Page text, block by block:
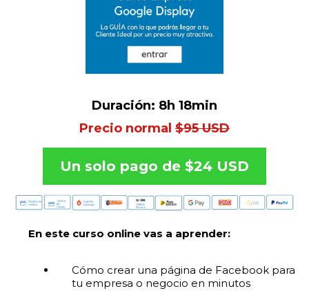
Duración: 8h 18min
Precio normal $95 USD
Un solo pago de $24 USD
En este curso online vas a aprender:
Cómo crear una página de Facebook para
tu empresa o negocio en minutos